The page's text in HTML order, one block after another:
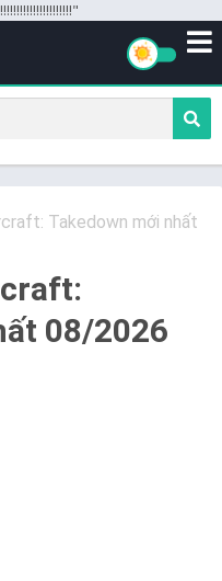
Takedown mới nhất
08/2026